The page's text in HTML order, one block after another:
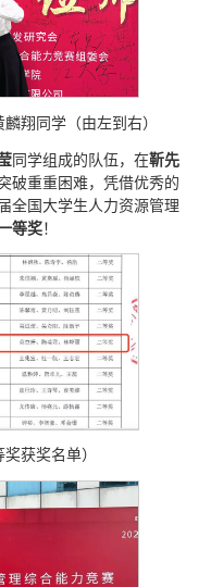
翔同学（由左到右）
同学组成的队伍，在靳先
破重重困难，凭借优秀的
全国大学生人力资源管理
等奖！
获奖名单）